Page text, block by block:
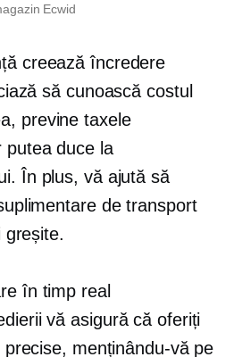
Ecwid
creează încredere
să cunoască costul
previne taxele
putea duce la
În plus, vă ajută să
de transport
greșite.
în timp real
vă asigură că oferiți
menținându-vă pe